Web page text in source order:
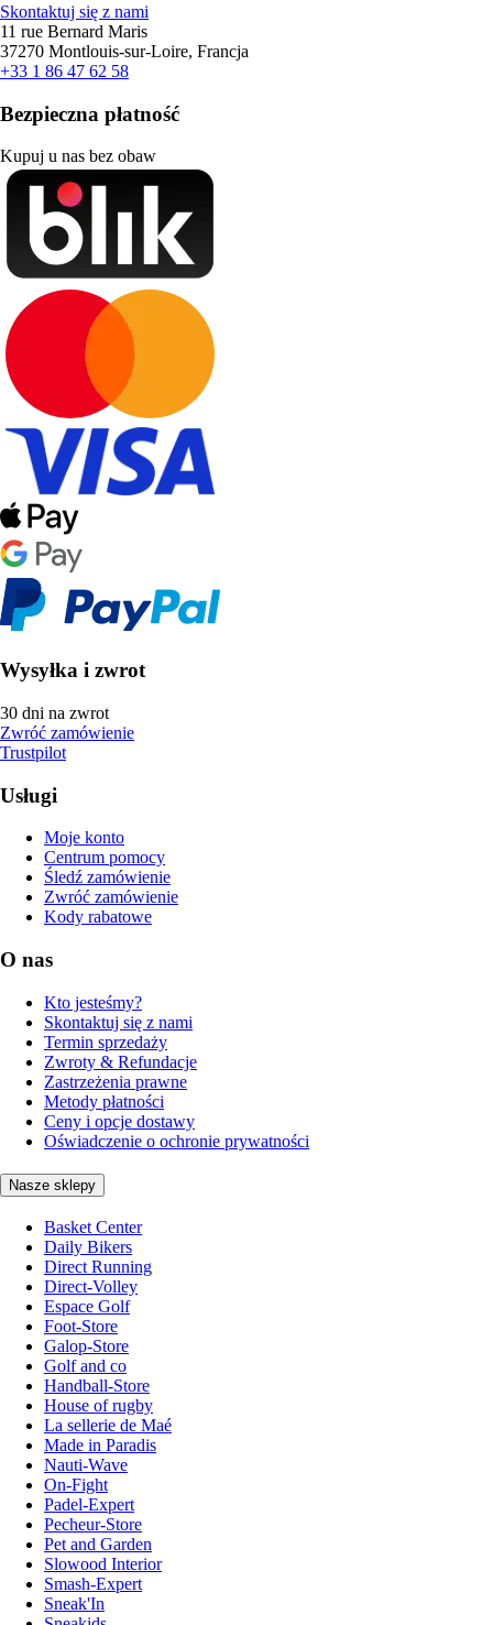
Skontaktuj się z nami
11 rue Bernard Maris
37270 Montlouis-sur-Loire, Francja
+33 1 86 47 62 58
Bezpieczna płatność
Kupuj u nas bez obaw
Wysyłka i zwrot
30 dni na zwrot
Zwróć zamówienie
Trustpilot
Usługi
Moje konto
Centrum pomocy
Śledź zamówienie
Zwróć zamówienie
Kody rabatowe
O nas
Kto jesteśmy?
Skontaktuj się z nami
Termin sprzedaży
Zwroty & Refundacje
Zastrzeżenia prawne
Metody płatności
Ceny i opcje dostawy
Oświadczenie o ochronie prywatności
Nasze sklepy
Basket Center
Daily Bikers
Direct Running
Direct-Volley
Espace Golf
Foot-Store
Galop-Store
Golf and co
Handball-Store
House of rugby
La sellerie de Maé
Made in Paradis
Nauti-Wave
On-Fight
Padel-Expert
Pecheur-Store
Pet and Garden
Slowood Interior
Smash-Expert
Sneak'In